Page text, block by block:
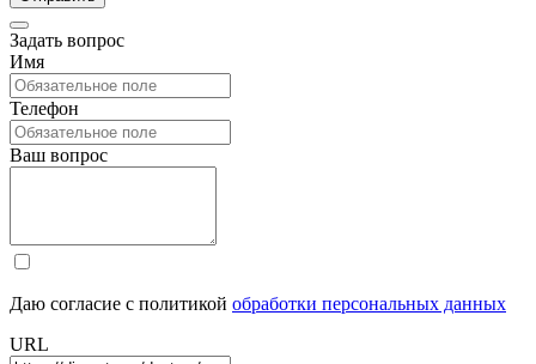
Задать вопрос
Имя
Телефон
Ваш вопрос
Даю согласие с политикой обработки персональных данных
URL